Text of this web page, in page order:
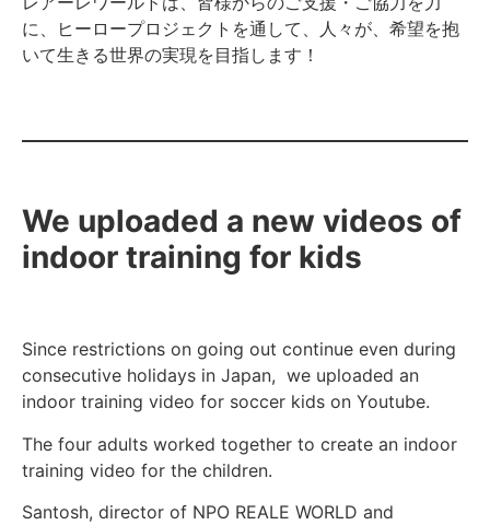
に、ヒーロープロジェクトを通して、人々が、希望を抱
いて生きる世界の実現を目指します！
We uploaded a new videos of
indoor training for kids
Since restrictions on going out continue even during
consecutive holidays in Japan, we uploaded an
indoor training video for soccer kids on Youtube.
The four adults worked together to create an indoor
training video for the children.
Santosh, director of NPO REALE WORLD and